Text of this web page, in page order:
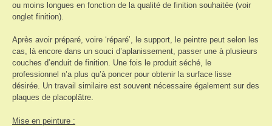
ou moins longues en fonction de la qualité de finition souhaitée (voir
onglet finition).
Après avoir préparé, voire ‘réparé’, le support, le peintre peut selon les
cas, là encore dans un souci d’aplanissement, passer une à plusieurs
couches d’enduit de finition. Une fois le produit séché, le
professionnel n’a plus qu’à poncer pour obtenir la surface lisse
désirée. Un travail similaire est souvent nécessaire également sur des
plaques de placoplâtre.
Mise en peinture :